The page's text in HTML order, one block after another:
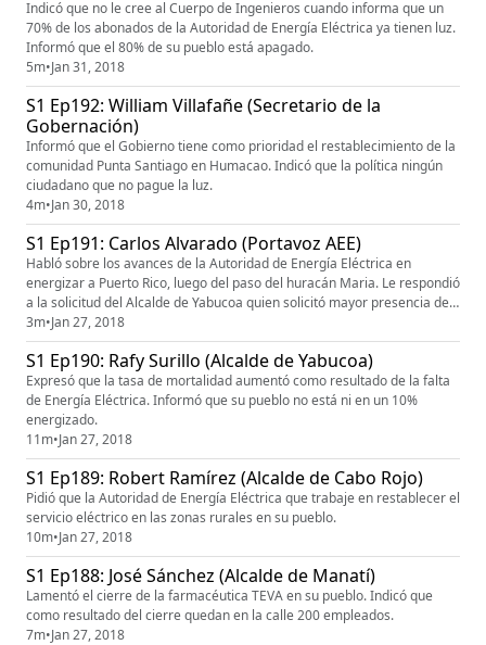
Indicó que no le cree al Cuerpo de Ingenieros cuando informa que un
70% de los abonados de la Autoridad de Energía Eléctrica ya tienen luz.
Informó que el 80% de su pueblo está apagado.
5m•Jan 31, 2018
S1 Ep192: William Villafañe (Secretario de la
Gobernación)
Informó que el Gobierno tiene como prioridad el restablecimiento de la
comunidad Punta Santiago en Humacao. Indicó que la política ningún
ciudadano que no pague la luz.
4m•Jan 30, 2018
S1 Ep191: Carlos Alvarado (Portavoz AEE)
Habló sobre los avances de la Autoridad de Energía Eléctrica en
energizar a Puerto Rico, luego del paso del huracán Maria. Le respondió
a la solicitud del Alcalde de Yabucoa quien solicitó mayor presencia de
brigadas en su pueblo.
3m•Jan 27, 2018
S1 Ep190: Rafy Surillo (Alcalde de Yabucoa)
Expresó que la tasa de mortalidad aumentó como resultado de la falta
de Energía Eléctrica. Informó que su pueblo no está ni en un 10%
energizado.
11m•Jan 27, 2018
S1 Ep189: Robert Ramírez (Alcalde de Cabo Rojo)
Pidió que la Autoridad de Energía Eléctrica que trabaje en restablecer el
servicio eléctrico en las zonas rurales en su pueblo.
10m•Jan 27, 2018
S1 Ep188: José Sánchez (Alcalde de Manatí)
Lamentó el cierre de la farmacéutica TEVA en su pueblo. Indicó que
como resultado del cierre quedan en la calle 200 empleados.
7m•Jan 27, 2018